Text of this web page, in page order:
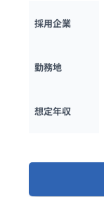
採用企業
勤務地
想定年収